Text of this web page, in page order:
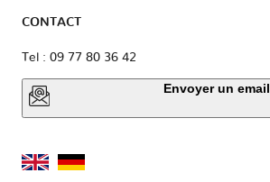
CONTACT
Tel : 09 77 80 36 42
Envoyer un email